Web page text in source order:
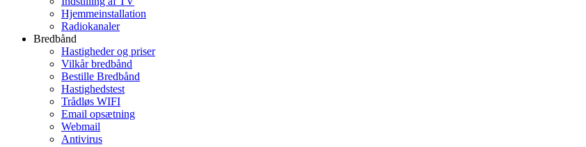
Hjemmeinstallation
Radiokanaler
Bredbånd
Hastigheder og priser
Vilkår bredbånd
Bestille Bredbånd
Hastighedstest
Trådløs WIFI
Email opsætning
Webmail
Antivirus